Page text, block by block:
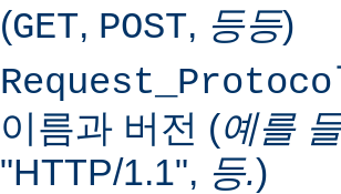
(GET, POST, 등등)
이름과 버전 (예를
"HTTP/1.1", 등.)